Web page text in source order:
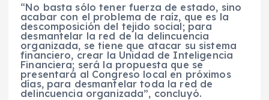
“No basta sólo tener fuerza de estado, sino
acabar con el problema de raíz, que es la
descomposición del tejido social; para
desmantelar la red de la delincuencia
organizada, se tiene que atacar su sistema
financiero, crear la Unidad de Inteligencia
Financiera; será la propuesta que se
presentará al Congreso local en próximos
días, para desmantelar toda la red de
delincuencia organizada”, concluyó.